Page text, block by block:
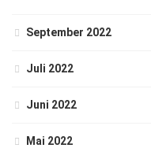
September 2022
Juli 2022
Juni 2022
Mai 2022